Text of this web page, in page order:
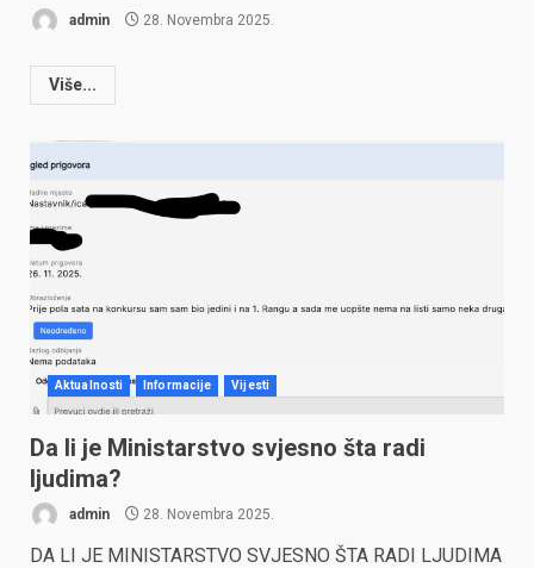
admin 28. Novembra 2025.
Više...
Aktualnosti Informacije Vijesti
Da li je Ministarstvo svjesno šta radi
ljudima?
admin 28. Novembra 2025.
DA LI JE MINISTARSTVO SVJESNO ŠTA RADI LJUDIMA